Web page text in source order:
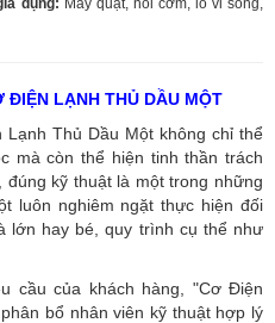
LẠNH THỦ DẦU MỘT
Lạnh Thủ Dầu Một không chỉ thể
mà còn thể hiện tinh thần trách
kỹ thuật là một trong những
luôn nghiêm ngặt thực hiện đối
lớn hay bé, quy trình cụ thể như
cầu của khách hàng, "Cơ Điện
bổ nhân viên kỹ thuật hợp lý